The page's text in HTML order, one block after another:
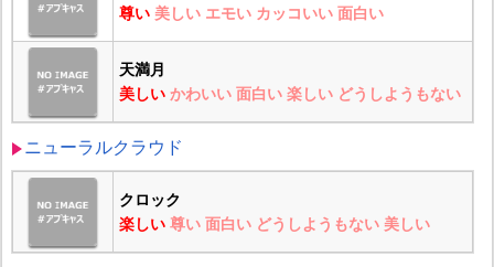
尊い 美しい エモい カッコいい 面白い
天満月
美しい かわいい 面白い 楽しい どうしようもない
ニューラルクラウド
クロック
楽しい 尊い 面白い どうしようもない 美しい